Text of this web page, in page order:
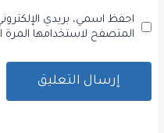
احفظ اسمي، بريدي
المتصفح لاستخدامها المرة